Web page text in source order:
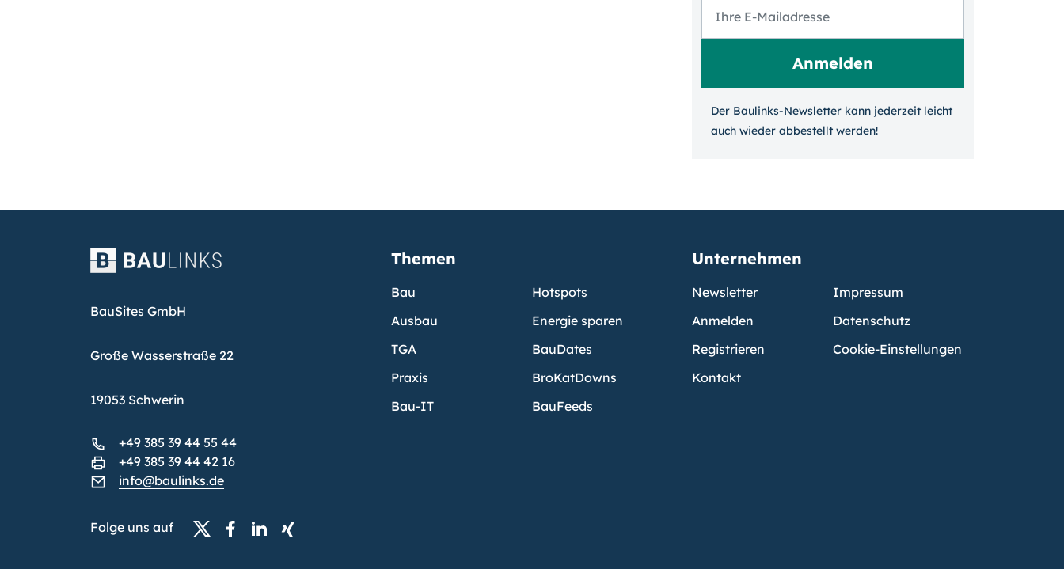
Der Baulinks-Newsletter kann jeder­zeit leicht
auch wieder ab­bestellt werden!
BauSites GmbH
Große Wasserstraße 22
19053 Schwerin
+49 385 39 44 55 44
+49 385 39 44 42 16
info@baulinks.de
Folge uns auf
Themen
Bau
Ausbau
TGA
Praxis
Bau-IT
Hotspots
Energie sparen
BauDates
BroKatDowns
BauFeeds
Unternehmen
Newsletter
Anmelden
Registrieren
Kontakt
Impressum
Datenschutz
Cookie-Einstellungen